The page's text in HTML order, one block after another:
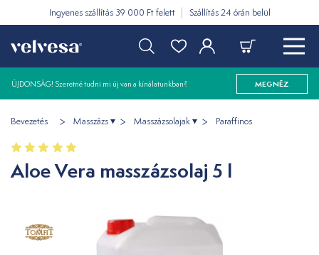
Ingyenes szállítás 39 000 Ft felett Szállítás 24 órán belül
ÚJDONSÁG! Szeretné tudni mi új van a kínálatunkban? MEGNÉZ
Bevezetés Masszázs Masszázsolajak Paraffinos
Aloe Vera masszázsolaj 5 l